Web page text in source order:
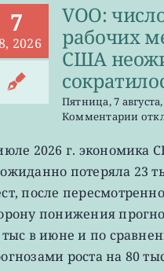
7
2026
VOO:
рабочих
США
Пятница, 7 августа,
Комментариик
VOO:
мест
США
2026 г. экономика
потеряла 23
после
понижения
тыс в июне и по
роста на 80